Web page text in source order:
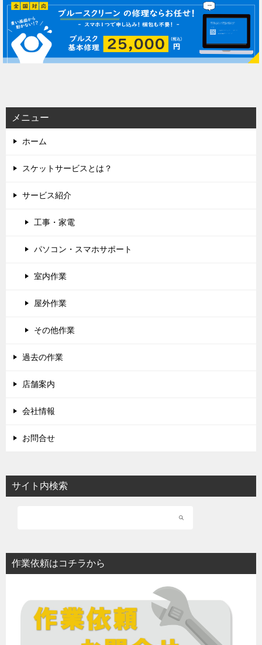
ナ
ビ
ゲ
ー
ンメニュー
ホーム
スケットサービスとは？
サービス紹介
工事・家電
パソコン・スマホサポート
室内作業
屋外作業
その他作業
過去の作業
店舗案内
会社情報
お問合せ
サイト内検索
作業依頼はコチラから